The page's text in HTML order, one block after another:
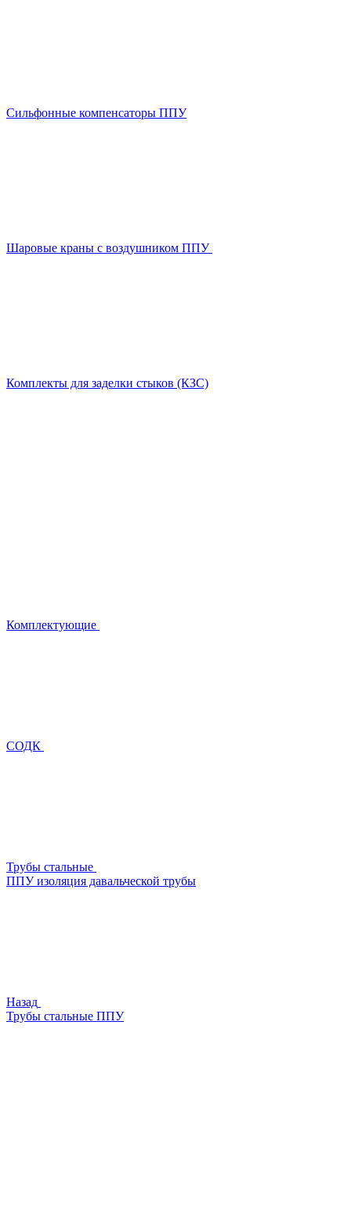
Сильфонные компенсаторы ППУ
Шаровые краны с воздушником ППУ
Комплекты для заделки стыков (КЗС)
Комплектующие
СОДК
Трубы стальные
ППУ изоляция давальческой трубы
Назад
Трубы стальные ППУ